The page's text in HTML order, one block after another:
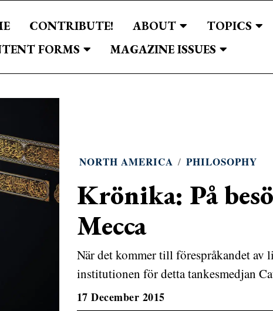
CONTRIBUTE! ABOUT TOPICS
FORMS
MAGAZINE ISSUES
NORTH AMERICA / PHILOSOPHY
Krönika: På
Mecca
När det kommer till förespråkandet av
institutionen för detta tankesmedjan
17 December 2015